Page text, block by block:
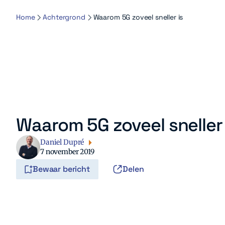
Home Achtergrond Waarom 5G zoveel sneller is
Waarom 5G zoveel
Daniel Dupré
7 november 2019
Bewaar bericht Delen